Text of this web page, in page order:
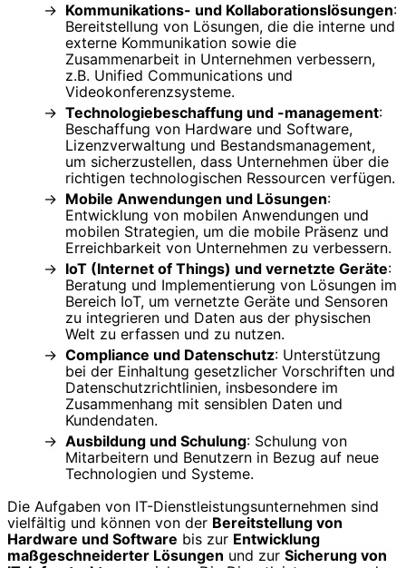
Kommunikations- und Kollaborationslösungen:
Bereitstellung von Lösungen, die die interne und
externe Kommunikation sowie die
Zusammenarbeit in Unternehmen verbessern,
z.B. Unified Communications und
Videokonferenzsysteme.
Technologiebeschaffung und -management:
Beschaffung von Hardware und Software,
Lizenzverwaltung und Bestandsmanagement,
um sicherzustellen, dass Unternehmen über die
richtigen technologischen Ressourcen verfügen.
Mobile Anwendungen und Lösungen:
Entwicklung von mobilen Anwendungen und
mobilen Strategien, um die mobile Präsenz und
Erreichbarkeit von Unternehmen zu verbessern.
IoT (Internet of Things) und vernetzte Geräte:
Beratung und Implementierung von Lösungen im
Bereich IoT, um vernetzte Geräte und Sensoren
zu integrieren und Daten aus der physischen
Welt zu erfassen und zu nutzen.
Compliance und Datenschutz: Unterstützung
bei der Einhaltung gesetzlicher Vorschriften und
Datenschutzrichtlinien, insbesondere im
Zusammenhang mit sensiblen Daten und
Kundendaten.
Ausbildung und Schulung: Schulung von
Mitarbeitern und Benutzern in Bezug auf neue
Technologien und Systeme.
Die Aufgaben von IT-Dienstleistungsunternehmen sind
vielfältig und können von der Bereitstellung von
Hardware und Software bis zur Entwicklung
maßgeschneiderter Lösungen und zur Sicherung von